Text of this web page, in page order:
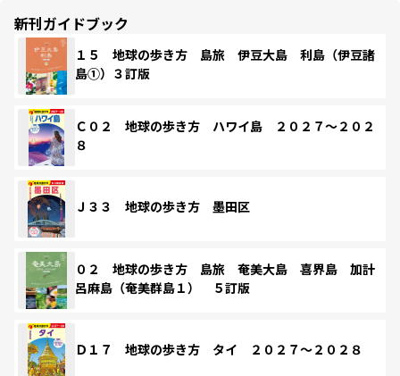
新刊ガイドブック
１５ 地球の歩き方 島旅 伊豆大島 利島（伊豆諸
島①）３訂版
Ｃ０２ 地球の歩き方 ハワイ島 ２０２７～２０２
８
Ｊ３３ 地球の歩き方 墨田区
０２ 地球の歩き方 島旅 奄美大島 喜界島 加計
呂麻島（奄美群島１） ５訂版
Ｄ１７ 地球の歩き方 タイ ２０２７～２０２８